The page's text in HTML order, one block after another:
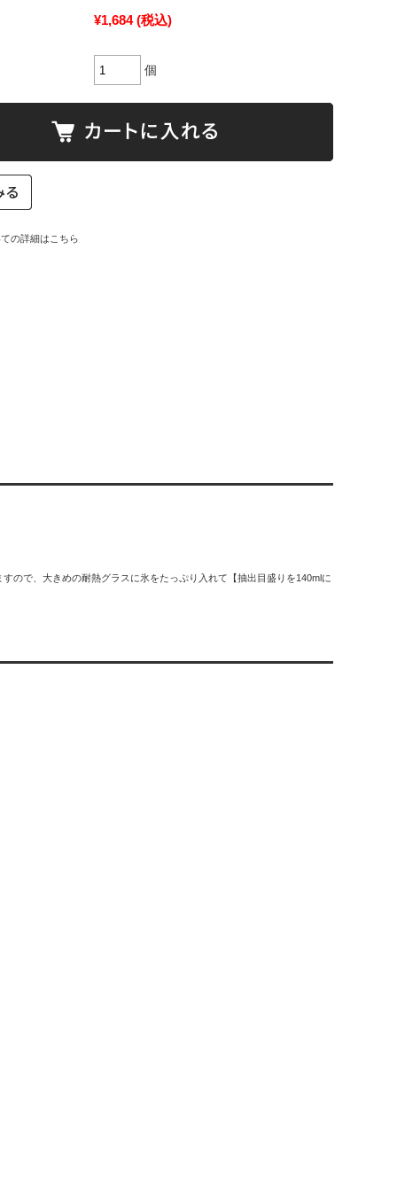
¥1,684 (税込)
個
の詳細はこちら
ので、大きめの耐熱グラスに氷をたっぷり入れて【抽出目盛りを140mlに